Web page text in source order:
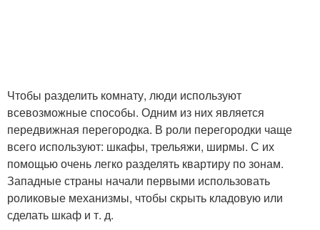
Чтобы разделить комнату, люди используют
всевозможные способы. Одним из них является
передвижная перегородка. В роли перегородки чаще
всего используют: шкафы, трельяжи, ширмы. С их
помощью очень легко разделять квартиру по зонам.
Западные страны начали первыми использовать
роликовые механизмы, чтобы скрыть кладовую или
сделать шкаф и т. д.